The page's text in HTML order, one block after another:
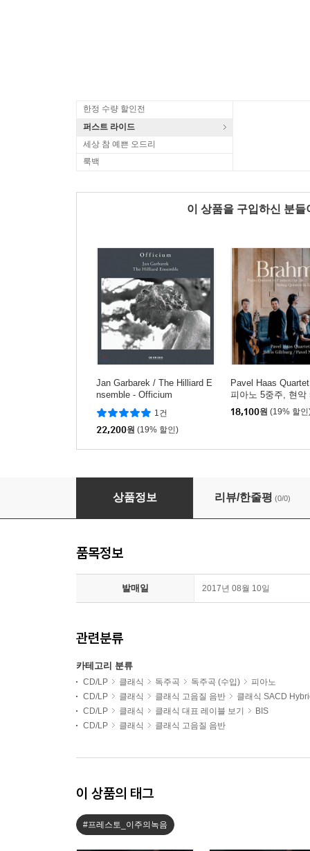
한정 수량 할인전
퍼스트 라이드
세상 참 예쁜 오드리
룩백
이 상품을 구입하신 분
Jan Garbarek / The Hilliard E
nsemble - Officium
1건
22,200원 (19% 할인)
Pavel Haas
피아노 5중주, 현악
번 - 파벨 하스 콰르
18,100원 (19% 할인
Alexandre Kantorow 러시아풍의 피아노 작품
상품정보 리뷰/한줄평 (0/0)
품목정보
발매일 2017년 08월 10일
관련분류
카테고리 분류
CD/LP 클래식 독주곡 독주곡 (수입)
피아노
CD/LP
클래식 클래식 고음질 음반
클래식 SACD
CD/LP
클래식 클래식 대표 레이블 보기
BIS
CD/LP
클래식 클래식 고음질 음반
이 상품의 태그
#프레스토_이주의녹음